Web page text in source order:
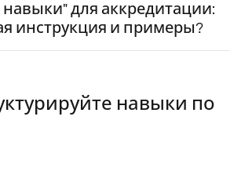
для аккредитации:
инструкция и примеры?
навыки по